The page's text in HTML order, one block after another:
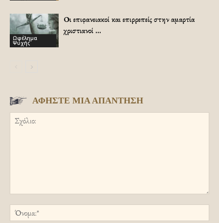
Ωφέλημα
Ψυχής
Οι επιφανειακοί και επιρρεπείς στην αμαρτία
χριστιανοί …
ΑΦΗΣΤΕ ΜΙΑ ΑΠΑΝΤΗΣΗ